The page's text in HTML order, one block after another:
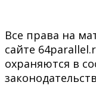
Все права на
сайте
охраняются в